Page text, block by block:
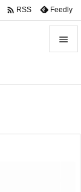

 RSS Feedly